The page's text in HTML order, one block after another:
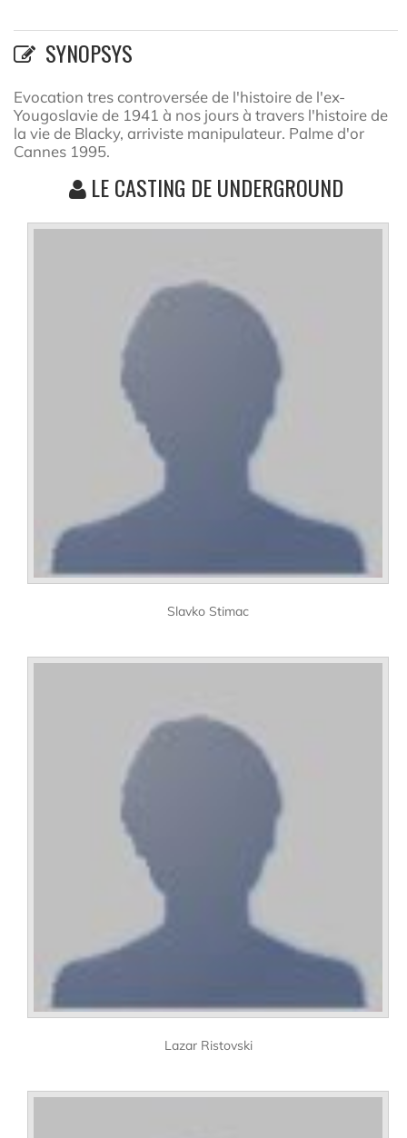
SYNOPSYS
Evocation tres controversée de l'histoire de l'ex-
Yougoslavie de 1941 à nos jours à travers l'histoire de
la vie de Blacky, arriviste manipulateur. Palme d'or
Cannes 1995.
LE CASTING DE UNDERGROUND
Slavko Stimac
Lazar Ristovski